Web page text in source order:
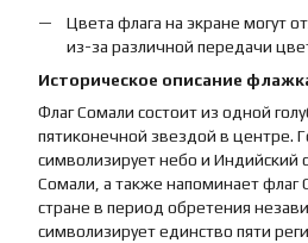
Цвета флага на экране могут
из-за различной передачи
Историческое описание
Флаг Сомали состоит из одной
пятиконечной звездой в центре.
символизирует небо и
Сомали, а также напоминает флаг
стране в период обретения
символизирует единство пяти